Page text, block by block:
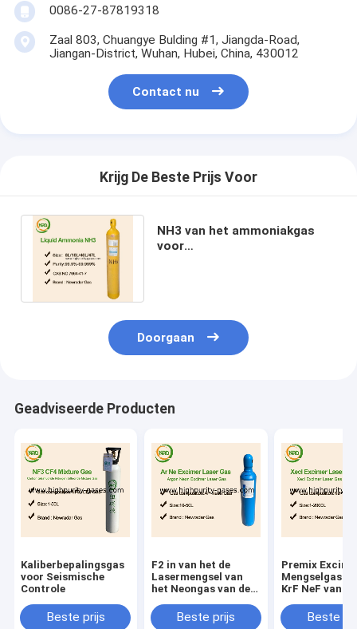
0086-27-87819318
Zaal 803, Chuangye Bulding #1, Jiangda-Road,
Jiangan-District, Wuhan, Hubei, China, 430012
Contact nu
Krijg De Beste Prijs Voor
NH3 van het ammoniakgas
voor
Doorgaan
Geadviseerde Producten
Kaliberbepalingsgas
voor Seismische
Controle
Beste prijs
F2 in van het de
Lasermengsel van
het Neongas van de
cilindergas
Beste prijs
Premix
Mengselgas
KrF NeF van
Beste